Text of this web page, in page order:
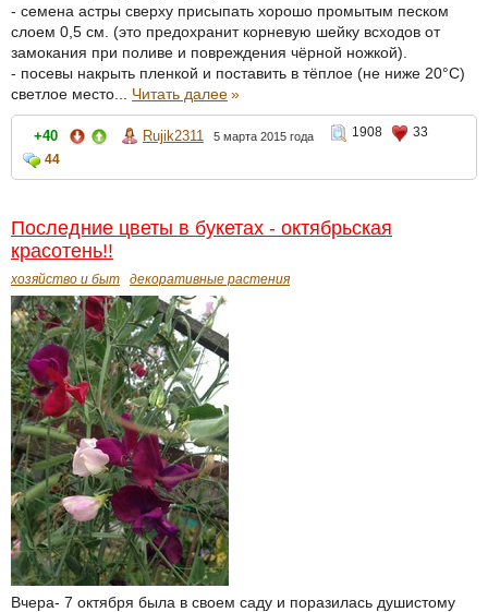
- семена астры сверху присыпать хорошо промытым песком
слоем 0,5 см. (это предохранит корневую шейку всходов от
замокания при поливе и повреждения чёрной ножкой).
- посевы накрыть пленкой и поставить в тёплое (не ниже 20°С)
светлое место... Читать далее»
+40 Rujik2311 5 марта 2015 года 1908
33
44
Последние цветы в букетах - октябрьская
красотень!!
хозяйство и быт декоративные растения
Вчера- 7 октября была в своем саду и поразилась душистому